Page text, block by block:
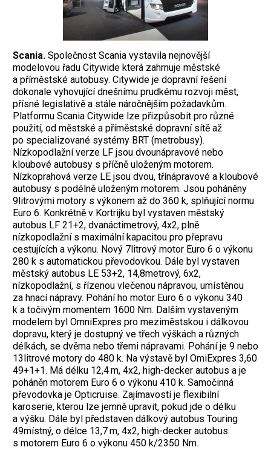
Scania. Společnost Scania vystavila nejnovější
modelovou řadu Citywide která zahrnuje městské
a příměstské autobusy. Citywide je dopravní řešení
dokonale vyhovující dnešnímu prudkému rozvoji měst,
přísné legislativě a stále náročnějším požadavkům.
Platformu Scania Citywide lze přizpůsobit pro různé
použití, od městské a příměstské dopravní sítě až
po specializované systémy BRT (metrobusy).
Nízkopodlažní verze LF jsou dvounápravové nebo
kloubové autobusy s příčně uloženým motorem.
Nízkoprahová verze LE jsou dvou, třínápravové a kloubové
autobusy s podélně uloženým motorem. Jsou poháněny
9litrovými motory s výkonem až do 360 k, splňující normu
Euro 6. Konkrétně v Kortrijku byl vystaven městský
autobus LF 21+2, dvanáctimetrový, 4x2, plně
nízkopodlažní s maximální kapacitou pro přepravu
cestujících a výkonu. Nový 7litrový motor Euro 6 o výkonu
280 k s automatickou převodovkou. Dále byl vystaven
městský autobus LE 53+2, 14,8metrový, 6x2,
nízkopodlažní, s řízenou vlečenou nápravou, umístěnou
za hnací nápravy. Pohání ho motor Euro 6 o výkonu 340
k a točivým momentem 1600 Nm. Dalším vystaveným
modelem byl OmniExpres pro meziměstskou i dálkovou
dopravu, který je dostupný ve třech výškách a různých
délkách, se dvěma nebo třemi nápravami. Pohání je 9 nebo
13litrové motory do 480 k. Na výstavě byl OmiExpres 3,60
49+1+1. Má délku 12,4 m, 4x2, high-decker autobus a je
poháněn motorem Euro 6 o výkonu 410 k. Samočinná
převodovka je Opticruise. Zajímavostí je flexibilní
karoserie, kterou lze jemně upravit, pokud jde o délku
a výšku. Dále byl představen dálkový autobus Touring
49místný, o délce 13,7 m, 4x2, high-decker autobus
s motorem Euro 6 o výkonu 450 k/2350 Nm.